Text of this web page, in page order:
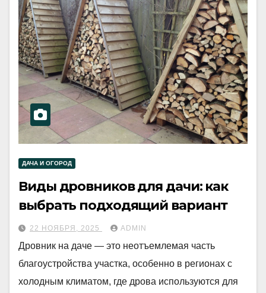
ДАЧА И ОГОРОД
Виды дровников для дачи: как
выбрать подходящий вариант
22 НОЯБРЯ, 2025 ADMIN
Дровник на даче — это неотъемлемая часть
благоустройства участка, особенно в регионах с
холодным климатом, где дрова используются для